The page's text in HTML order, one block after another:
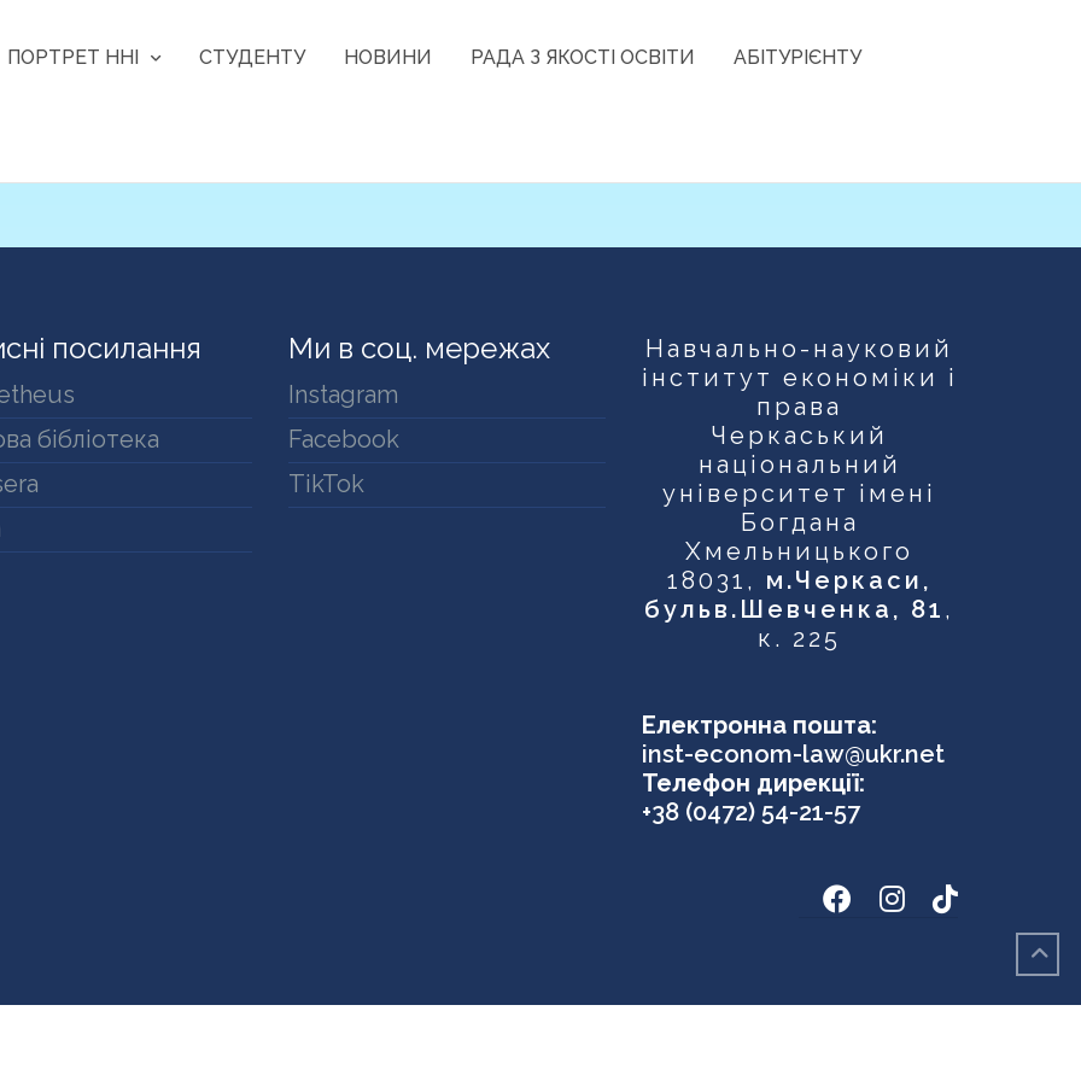
ПОРТРЕТ ННІ СТУДЕНТУ НОВИНИ РАДА З ЯКОСТІ ОСВІТИ АБІТУРІЄНТУ
посилання
бібліотека
Ми в соц. мережах
Instagram
Facebook
TikTok
Навчально-науковий
інститут економіки і
права
Черкаський
національний
університет імені
Богдана
Хмельницького
18031, м.Черкаси,
бульв.Шевченка, 81 ,
к. 225
Електронна пошта:
inst-econom-law@ukr.net
Телефон дирекції:
+38 (0472) 54-21-57